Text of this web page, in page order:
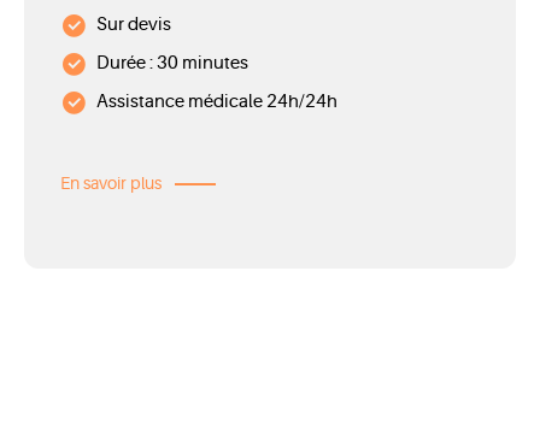
Sur devis
Durée : 30 minutes
Assistance médicale 24h/24h
En savoir plus